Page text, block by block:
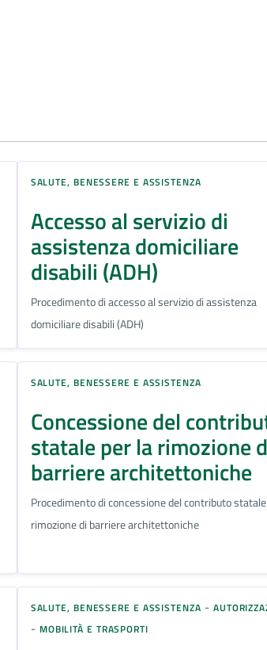
SALUTE, BENESSERE E ASSISTENZA
Accesso al servizio di
assistenza domiciliare
disabili (ADH)
Procedimento di accesso al servizio di assistenza
domiciliare disabili (ADH)
SALUTE, BENESSERE E ASSISTENZA
Concessione del
statale per la rimozione
barriere architettoniche
Procedimento di concessione del contributo
rimozione di barriere architettoniche
SALUTE, BENESSERE E ASSISTENZA -
- MOBILITÀ E TRASPORTI